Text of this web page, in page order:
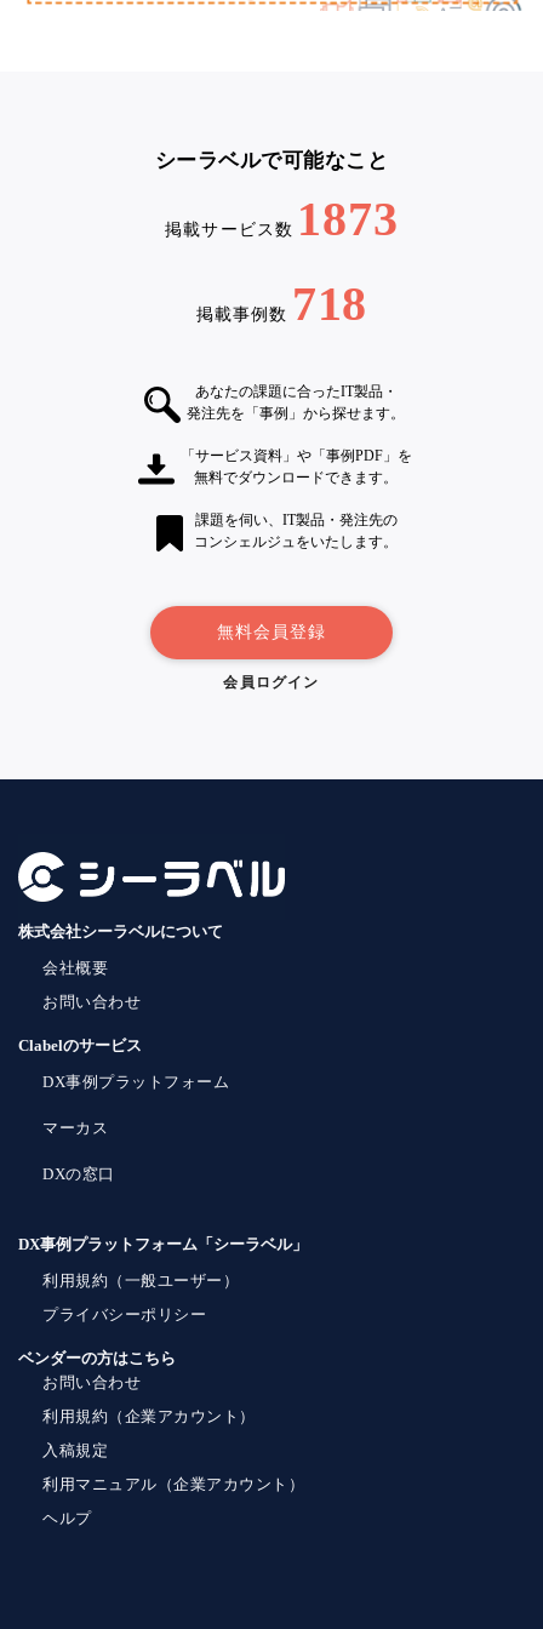
シーラベルで可能なこと
掲載サービス数 1873
掲載事例数 718
あなたの課題に合ったIT製品・
発注先を「事例」から探せます。
「サービス資料」や「事例PDF」を
無料でダウンロードできます。
課題を伺い、IT製品・発注先の
コンシェルジュをいたします。
無料会員登録
会員ログイン
株式会社シーラベルについて
会社概要
お問い合わせ
Clabelのサービス
DX事例プラットフォーム
マーカス
DXの窓口
DX事例プラットフォーム「シーラベル」
利用規約（一般ユーザー）
プライバシーポリシー
ベンダーの方はこちら
お問い合わせ
利用規約（企業アカウント）
入稿規定
利用マニュアル（企業アカウント）
ヘルプ